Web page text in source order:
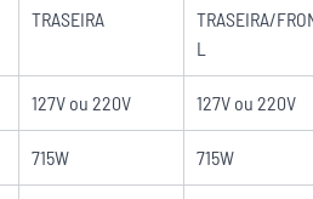
TRASEIRA
TRASEIRA/
L
127V ou 220V 127V ou 220V
715W 715W